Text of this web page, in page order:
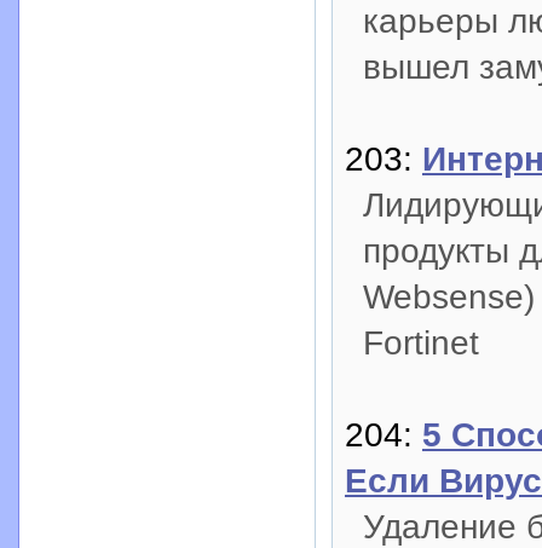
карьеры
вышел
203:
продукты
Fortinet
204: 5
Если
Удаление